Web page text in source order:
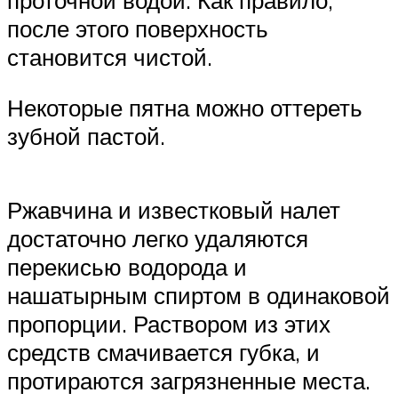
после этого поверхность
становится чистой.
Некоторые пятна можно оттереть
зубной пастой.
Ржавчина и известковый налет
достаточно легко удаляются
перекисью водорода и
нашатырным спиртом в одинаковой
пропорции. Раствором из этих
средств смачивается губка, и
протираются загрязненные места.